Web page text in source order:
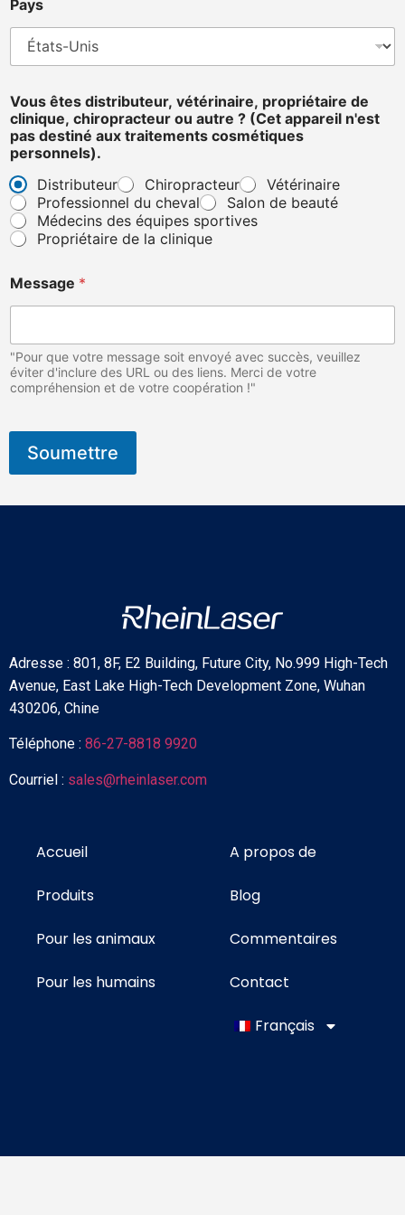
e
,
e
é
l
é
p
o
n
e
Pays
Vous êtes distributeur, vétérinaire, propriétaire de
clinique, chiropracteur ou autre ? (Cet appareil n'est
pas destiné aux traitements cosmétiques
personnels).
Distributeur
Chiropracteur
Vétérinaire
Professionnel du cheval
Salon de beauté
Médecins des équipes sportives
Propriétaire de la clinique
Message *
"Pour que votre message soit envoyé avec succès, veuillez
éviter d'inclure des URL ou des liens. Merci de votre
compréhension et de votre coopération !"
Soumettre
Adresse : 801, 8F, E2 Building, Future City, No.999 High-Tech
Avenue, East Lake High-Tech Development Zone, Wuhan
430206, Chine
Téléphone : 86-27-8818 9920
Courriel : sales@rheinlaser.com
Accueil
Produits
Pour les animaux
Pour les humains
A propos de
Blog
Commentaires
Contact
Français